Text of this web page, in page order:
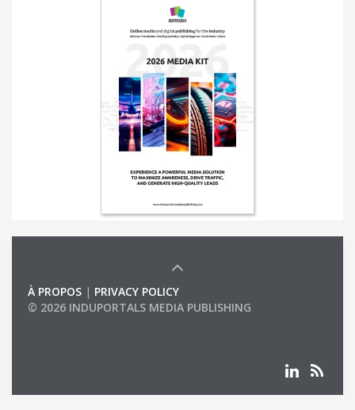
À PROPOS | PRIVACY POLICY
© 2026 INDUPORTALS MEDIA PUBLISHING